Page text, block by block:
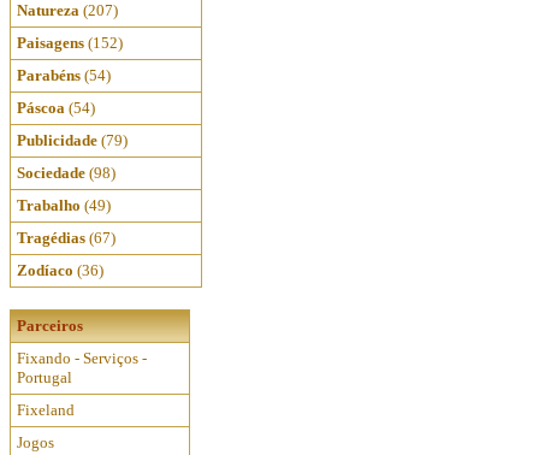
Natureza (207)
Paisagens (152)
Parabéns (54)
Páscoa (54)
Publicidade (79)
Sociedade (98)
Trabalho (49)
Tragédias (67)
Zodíaco (36)
Parceiros
Fixando - Serviços -
Portugal
Fixeland
Jogos